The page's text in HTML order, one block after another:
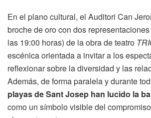
En el plano cultural, el Auditori Can
broche de oro con dos
las 19:00 horas) de la obra de teatro
escénica orientada a invitar a los
reflexionar sobre la diversidad y las
Además, de forma paralela y durante
playas de Sant Josep han lucido la
como un símbolo visible del